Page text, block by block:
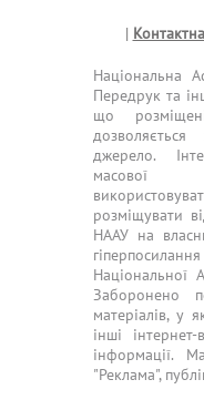
|
Національна
Передрук та
що
джерело.
масової
розміщувати
НААУ на
Національної
Заборонено
матеріалів, у
інші
інформації.
"Реклама",